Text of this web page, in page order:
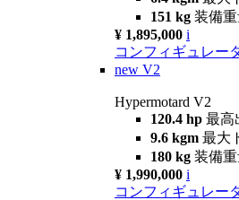
151 kg 装備重
¥ 1,895,000 i
コンフィギュレー
new V2
Hypermotard V2
120.4 hp 最高
9.6 kgm 最大
180 kg 装備重
¥ 1,990,000 i
コンフィギュレー